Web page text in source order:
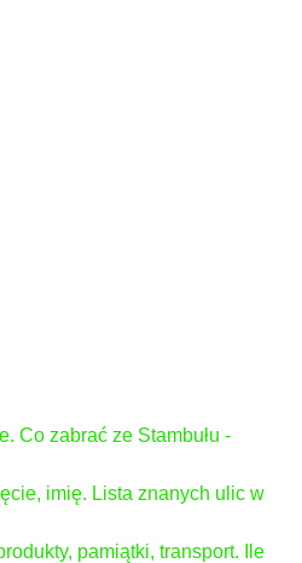
Co zabrać ze Stambułu -
imię. Lista znanych ulic w
pamiątki, transport. Ile